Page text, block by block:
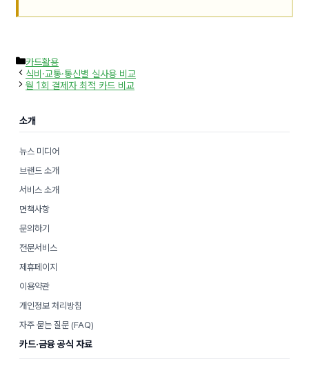
카
테
고
리
카드활용
식비·교통·통신별 실사용 비교
월 1회 결제자 최적 카드 비교
소개
뉴스 미디어
브랜드 소개
서비스 소개
면책사항
문의하기
전문서비스
제휴페이지
이용약관
개인정보 처리방침
자주 묻는 질문 (FAQ)
카드·금융 공식 자료